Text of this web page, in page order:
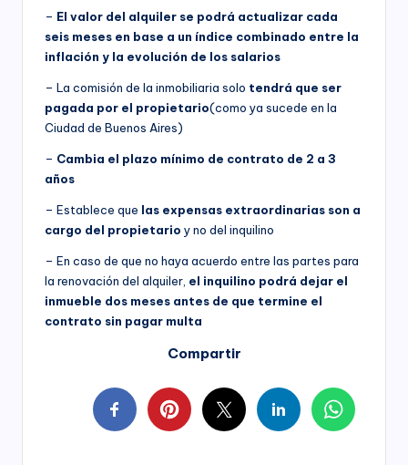
– El valor del alquiler se podrá actualizar cada
seis meses en base a un índice combinado entre la
inflación y la evolución de los salarios
– La comisión de la inmobiliaria solo tendrá que ser
pagada por el propietario(como ya sucede en la
Ciudad de Buenos Aires)
– Cambia el plazo mínimo de contrato de 2 a 3
años
– Establece que las expensas extraordinarias son a
cargo del propietario y no del inquilino
– En caso de que no haya acuerdo entre las partes para
la renovación del alquiler, el inquilino podrá dejar el
inmueble dos meses antes de que termine el
contrato sin pagar multa
Compartir